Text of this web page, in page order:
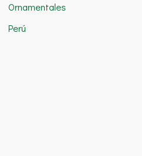
Ornamentales
Perú